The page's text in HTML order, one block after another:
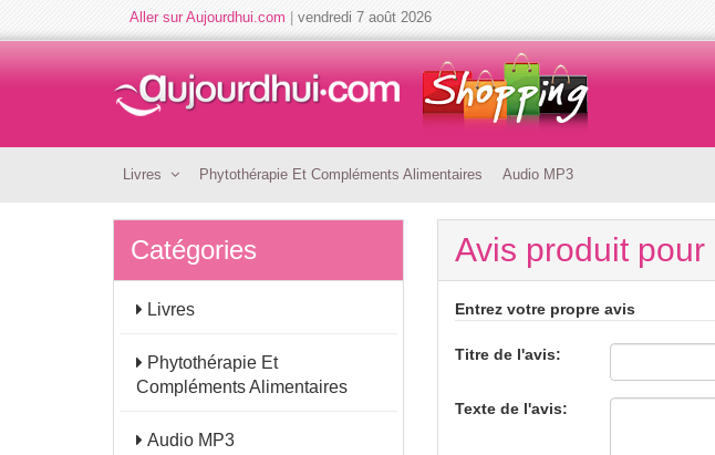
Aller sur Aujourdhui.com vendredi 7 août 2026
Livres Phytothérapie Et Compléments Alimentaires Audio MP3
Catégories
Livres
Phytothérapie Et
Compléments Alimentaires
Audio MP3
Avis produit pour
Entrez votre propre avis
Titre de l'avis:
Texte de l'avis: